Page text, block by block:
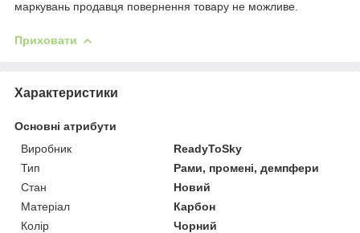
маркувань продавця повернення товару не можливе.
Приховати
Характеристики
Основні атрибути
Виробник
ReadyToSky
Тип
Рами, промені, демпфери
Стан
Новий
Матеріал
Карбон
Колір
Чорний